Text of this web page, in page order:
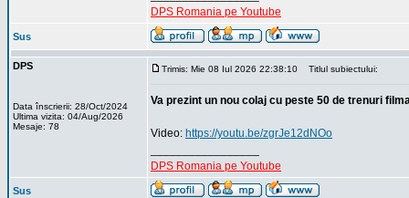
DPS Romania pe Youtube
Sus
DPS
Data înscrierii: 28/Oct/2024
Ultima vizita: 04/Aug/2026
Mesaje: 78
Trimis: Mie 08 Iul 2026 22:38:10 Titlul subiectului:
Va prezint un nou colaj cu peste 50 de trenuri
Video: https://youtu.be/zgrJe12dNOo
DPS Romania pe Youtube
Sus